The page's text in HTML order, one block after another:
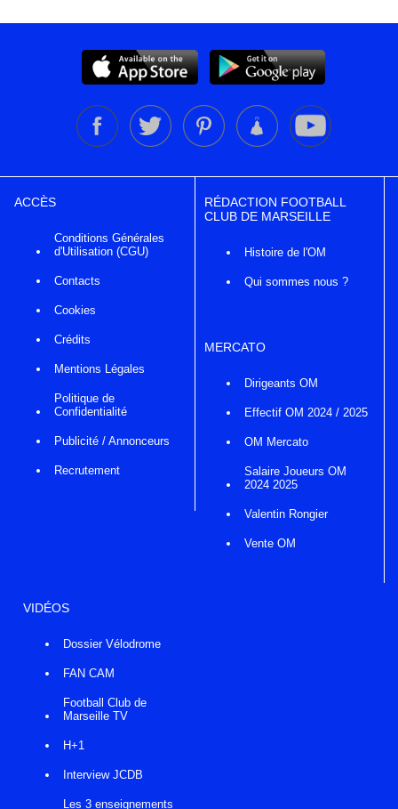
ACCÈS
Conditions Générales
d'Utilisation (CGU)
Contacts
Cookies
Crédits
Mentions Légales
Politique de
Confidentialité
Publicité / Annonceurs
Recrutement
RÉDACTION FOOTBALL
CLUB DE MARSEILLE
Histoire de l'OM
Qui sommes nous ?
MERCATO
Dirigeants OM
Effectif OM 2024 / 2025
OM Mercato
Salaire Joueurs OM
2024 2025
Valentin Rongier
Vente OM
VIDÉOS
Dossier Vélodrome
FAN CAM
Football Club de
Marseille TV
H+1
Interview JCDB
Les 3 enseignements